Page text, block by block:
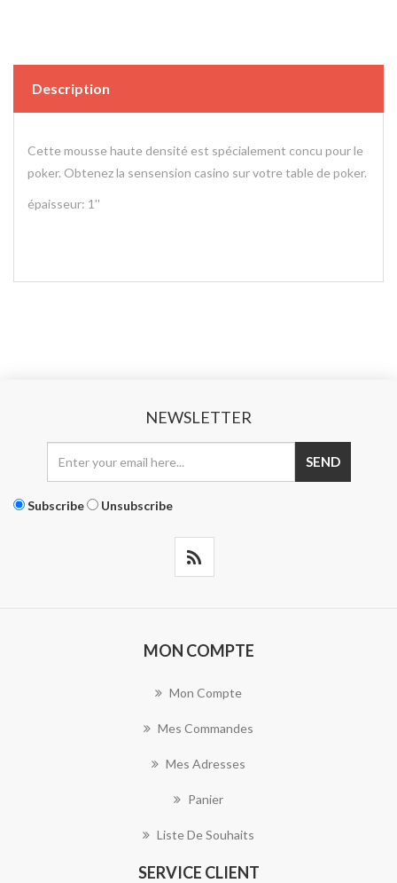
Description
Cette mousse haute densité est spécialement concu pour le
poker. Obtenez la sensension casino sur votre table de poker.
épaisseur: 1''
NEWSLETTER
Subscribe Unsubscribe
MON COMPTE
Mon Compte
Mes Commandes
Mes Adresses
Panier
Liste De Souhaits
SERVICE CLIENT